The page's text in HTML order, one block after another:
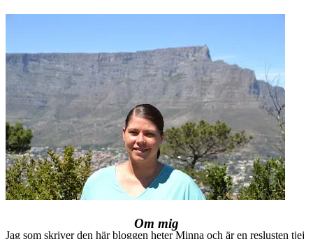
Om mig
Jag som skriver den här bloggen heter Minna och är en reslusten tjej